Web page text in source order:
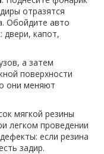
отразятся
Обойдите авто
двери, капот,
а затем
поверхности
они меняют
мягкой резины
легком проведении
если резина
задир.